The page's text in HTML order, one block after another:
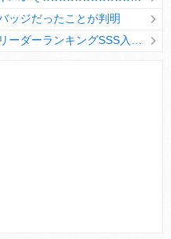
ッジだったことが判明